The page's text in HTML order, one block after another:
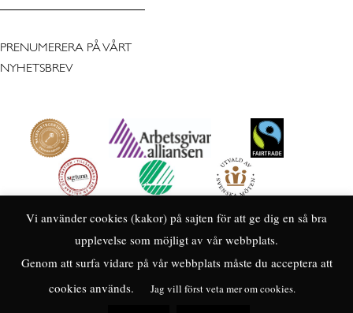
PRENUMERERA PÅ VÅRT
NYHETSBREV
Vi använder cookies (kakor) på sajten för att ge dig en så bra
upplevelse som möjligt av vår webbplats.
Genom att surfa vidare på vår webbplats måste du acceptera att
cookies används.
Jag vill först veta mer om cookies.